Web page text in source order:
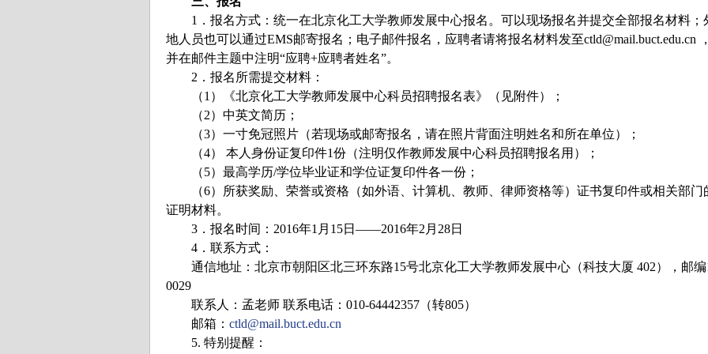
1．报名方式：统一在北京化工大学教师发展中心报名。可以现场报名并提交全部报名材料；
地人员也可以通过EMS邮寄报名；电子邮件报名，应聘者请将报名材料发至ctld@mail.buct.edu.cn ，
并在邮件主题中注明“应聘+应聘者姓名”。
2．报名所需提交材料：
（1）《北京化工大学教师发展中心科员招聘报名表》（见附件）；
（2）中英文简历；
（3）一寸免冠照片（若现场或邮寄报名，请在照片背面注明姓名和所在单位）；
（4） 本人身份证复印件1份（注明仅作教师发展中心科员招聘报名用）；
（5）最高学历/学位毕业证和学位证复印件各一份；
（6）所获奖励、荣誉或资格（如外语、计算机、教师、律师资格等）证书复印件或相关部门
证明材料。
3．报名时间：2016年1月15日——2016年2月28日
4．联系方式：
通信地址：北京市朝阳区北三环东路15号北京化工大学教师发展中心（科技大厦 402），邮编
0029
联系人：孟老师 联系电话：010-64442357（转805）
邮箱： ctld@mail.buct.edu.cn
5. 特别提醒：